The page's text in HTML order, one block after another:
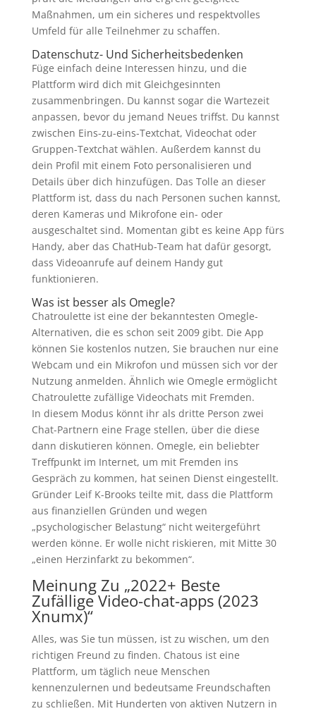
Maßnahmen, um ein sicheres und respektvolles
Umfeld für alle Teilnehmer zu schaffen.
Datenschutz- Und Sicherheitsbedenken
Füge einfach deine Interessen hinzu, und die
Plattform wird dich mit Gleichgesinnten
zusammenbringen. Du kannst sogar die Wartezeit
anpassen, bevor du jemand Neues triffst. Du kannst
zwischen Eins-zu-eins-Textchat, Videochat oder
Gruppen-Textchat wählen. Außerdem kannst du
dein Profil mit einem Foto personalisieren und
Details über dich hinzufügen. Das Tolle an dieser
Plattform ist, dass du nach Personen suchen kannst,
deren Kameras und Mikrofone ein- oder
ausgeschaltet sind. Momentan gibt es keine App fürs
Handy, aber das ChatHub-Team hat dafür gesorgt,
dass Videoanrufe auf deinem Handy gut
funktionieren.
Was ist besser als Omegle?
Chatroulette ist eine der bekanntesten Omegle-
Alternativen, die es schon seit 2009 gibt. Die App
können Sie kostenlos nutzen, Sie brauchen nur eine
Webcam und ein Mikrofon und müssen sich vor der
Nutzung anmelden. Ähnlich wie Omegle ermöglicht
Chatroulette zufällige Videochats mit Fremden.
In diesem Modus könnt ihr als dritte Person zwei
Chat-Partnern eine Frage stellen, über die diese
dann diskutieren können. Omegle, ein beliebter
Treffpunkt im Internet, um mit Fremden ins
Gespräch zu kommen, hat seinen Dienst eingestellt.
Gründer Leif K-Brooks teilte mit, dass die Plattform
aus finanziellen Gründen und wegen
„psychologischer Belastung“ nicht weitergeführt
werden könne. Er wolle nicht riskieren, mit Mitte 30
„einen Herzinfarkt zu bekommen“.
Meinung Zu „2022+ Beste
Zufällige Video-chat-apps (2023
Xnumx)“
Alles, was Sie tun müssen, ist zu wischen, um den
richtigen Freund zu finden. Chatous ist eine
Plattform, um täglich neue Menschen
kennenzulernen und bedeutsame Freundschaften
zu schließen. Mit Hunderten von aktiven Nutzern in